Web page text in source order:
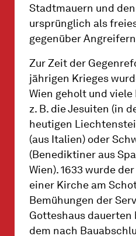
Stadtmauern und
ursprünglich als
gegenüber
Zur Zeit der
jährigen Krieges
Wien geholt und
z. B. die Jesuiten (in
heutigen
(aus Italien) oder
(Benediktiner aus
Wien). 1633 wurde
einer Kirche am
Bemühungen der
Gotteshaus dauerten
dem nach